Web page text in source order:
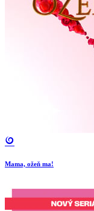
Mama, ožeň ma!